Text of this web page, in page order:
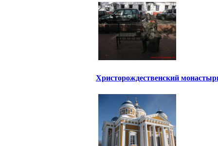
Христорождественский